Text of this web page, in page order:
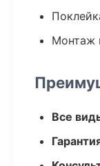
Монтаж
Все